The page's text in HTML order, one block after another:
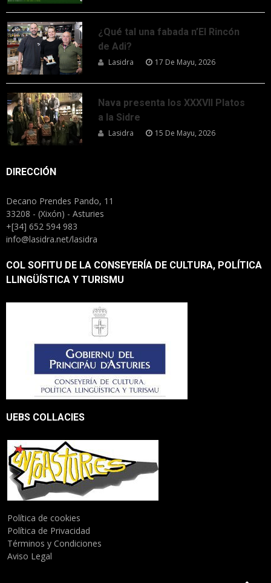
¿Qué tal una fabada n’El Rincón
de Adi?
Lasidra 17 De Mayu, 2026
Nava presenta los XXXVII Platos
a la Sidre
Lasidra 15 De Mayu, 2026
DIRECCIÓN
Decano Prendes Pando, 11
33208 - (Xixón) - Asturies
+[34] 652 594 983
info@lasidra.net/lasidra
COL SOFITU DE LA CONSEYERÍA DE CULTURA, POLÍTICA
LLINGÜÍSTICA Y TURISMU
UEBS COLLACIES
Política de cookies
Política de Privacidad
Términos y Condiciones
Aviso Legal